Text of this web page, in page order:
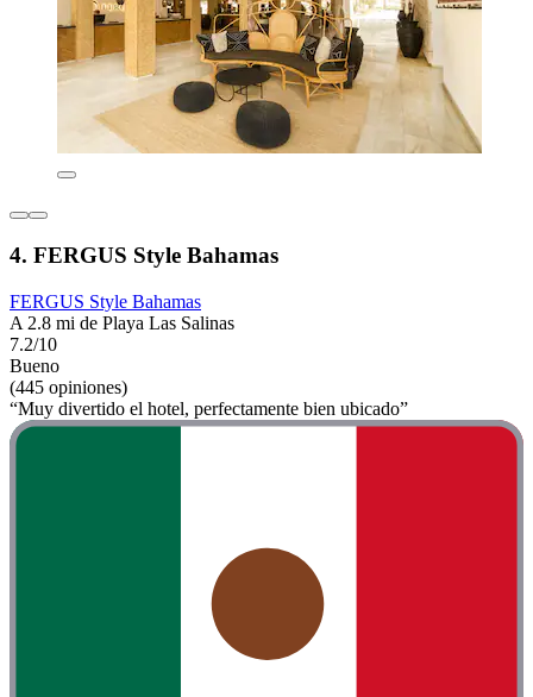
4. FERGUS Style Bahamas
FERGUS Style Bahamas
A 2.8 mi de Playa Las Salinas
7.2/10
Bueno
(445 opiniones)
“Muy divertido el hotel, perfectamente bien ubicado”